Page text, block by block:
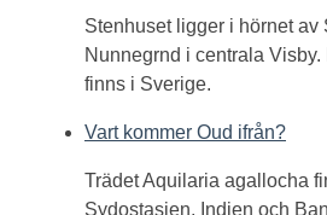
Stenhuset ligger i hörnet av
Nunnegrnd i centrala
finns i Sverige.
Vart kommer Oud ifrån?
Trädet Aquilaria agallocha
Sydostasien, Indien och